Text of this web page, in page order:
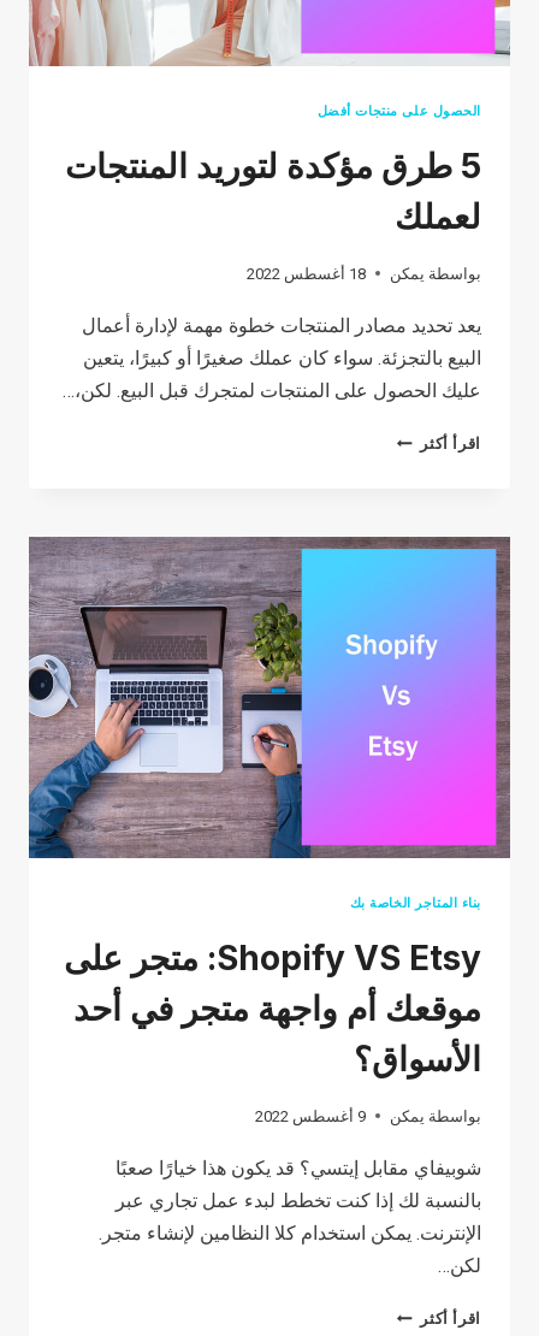
الحصول على منتجات أفضل
5 طرق مؤكدة لتوريد المنتجات
لعملك
بواسطة يمكن 18 أغسطس 2022
يعد تحديد مصادر المنتجات خطوة مهمة لإدارة أعمال
البيع بالتجزئة. سواء كان عملك صغيرًا أو كبيرًا، يتعين
عليك الحصول على المنتجات لمتجرك قبل البيع. لكن،…
اقرأ أكثر
5
لتوريد
بناء المتاجر الخاصة بك
Shopify VS Etsy: متجر على
موقعك أم واجهة متجر في أحد
الأسواق؟
بواسطة يمكن 9 أغسطس 2022
شوبيفاي مقابل إيتسي؟ قد يكون هذا خيارًا صعبًا
بالنسبة لك إذا كنت تخطط لبدء عمل تجاري عبر
الإنترنت. يمكن استخدام كلا النظامين لإنشاء متجر.
لكن…
اقرأ أكثر
SHOPIFY